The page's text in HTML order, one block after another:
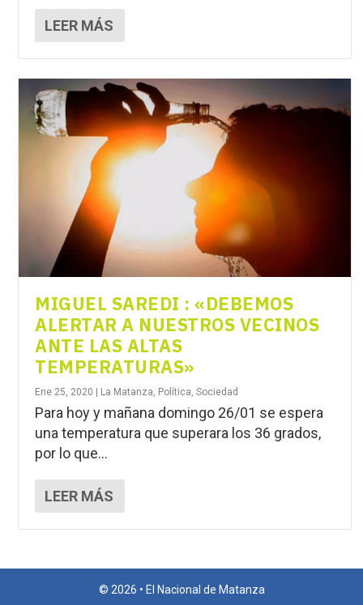
LEER MÁS
MIGUEL SAREDI : «DEBEMOS
ALERTAR A NUESTROS VECINOS
ANTE LAS ALTAS
TEMPERATURAS»
Ene 25, 2020 La Matanza, Política,Sociedad
Para hoy y mañana domingo 26/01 se espera
una temperatura que superara los 36 grados,
por lo que...
LEER MÁS
© 2026 • El Nacional de Matanza